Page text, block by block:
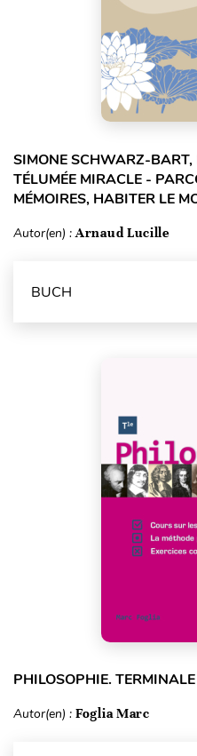
SIMONE SCHWARZ-BART,
TÉLUMÉE MIRACLE -
MÉMOIRES, HABITER LE
Autor(en) :Arnaud Lucille
BUCH
PHILOSOPHIE.
Autor(en) : Foglia Marc